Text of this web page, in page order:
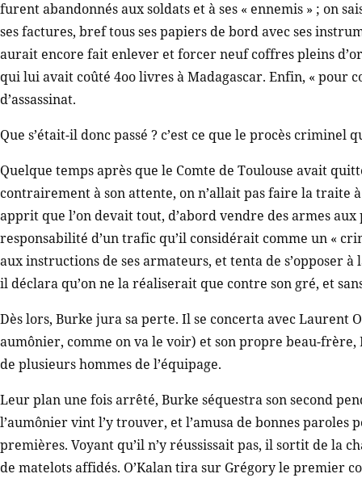
furent abandonnés aux soldats et à ses « ennemis » ; on
ses factures, bref tous ses papiers de bord avec ses
aurait encore fait enlever et forcer neuf coffres pleins
qui lui avait coûté 4oo livres à Madagascar. Enfin, « pour
d’assassinat.
Que s’était-il donc passé ? c’est ce que le procès criminel
Quelque temps après que le Comte de Toulouse avait
contrairement à son attente, on n’allait pas faire la traite
apprit que l’on devait tout, d’abord vendre des armes
responsabilité d’un trafic qu’il considérait comme un «
aux instructions de ses armateurs, et tenta de s’opposer
il déclara qu’on ne la réaliserait que contre son gré, et
Dès lors, Burke jura sa perte. Il se concerta avec Laurent
aumônier, comme on va le voir) et son propre beau-
de plusieurs hommes de l’équipage.
Leur plan une fois arrêté, Burke séquestra son second
l’aumônier vint l’y trouver, et l’amusa de bonnes
premières. Voyant qu’il n’y réussissait pas, il sortit de la
de matelots affidés. O’Kalan tira sur Grégory le premier